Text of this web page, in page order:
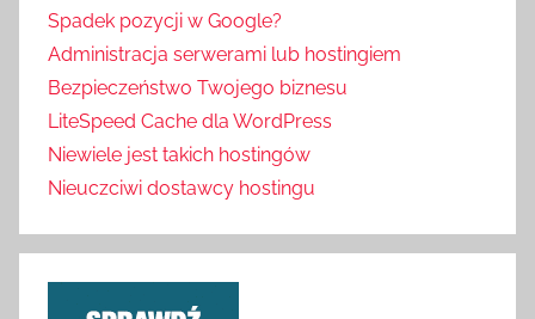
Spadek pozycji w Google?
Administracja serwerami lub hostingiem
Bezpieczeństwo Twojego biznesu
LiteSpeed Cache dla WordPress
Niewiele jest takich hostingów
Nieuczciwi dostawcy hostingu